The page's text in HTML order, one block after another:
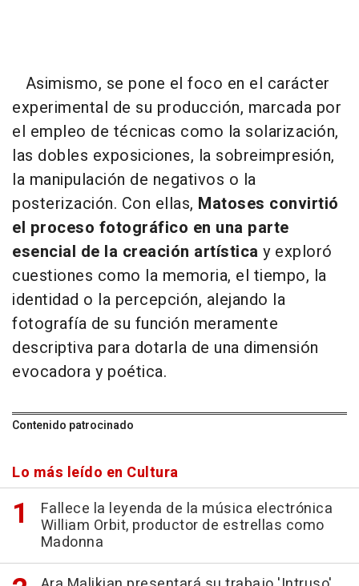
Asimismo, se pone el foco en el carácter
experimental de su producción, marcada por
el empleo de técnicas como la solarización,
las dobles exposiciones, la sobreimpresión,
la manipulación de negativos o la
posterización. Con ellas, Matoses convirtió
el proceso fotográfico en una parte
esencial de la creación artística y exploró
cuestiones como la memoria, el tiempo, la
identidad o la percepción, alejando la
fotografía de su función meramente
descriptiva para dotarla de una dimensión
evocadora y poética.
Contenido patrocinado
Lo más leído en Cultura
Fallece la leyenda de la música electrónica
William Orbit, productor de estrellas como
Madonna